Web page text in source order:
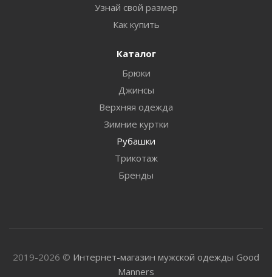
Узнай свой размер
Как купить
Каталог
Брюки
Джинсы
Верхняя одежда
Зимние куртки
Рубашки
Трикотаж
Бренды
2019-2026 © Интернет-магазин мужской одежды Good
Manners